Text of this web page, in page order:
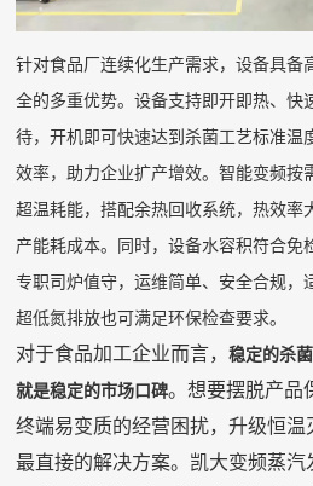
针对食品厂连续化生产需求，设备具备
全的多重优势。设备支持即开即热、快
待，开机即可快速达到杀菌工艺标准温
效率，助力企业扩产增效。智能变频按
超温耗能，搭配余热回收系统，热效率
产能耗成本。同时，设备水容积符合免
专职司炉值守，运维简单、安全合规，
超低氮排放也可满足环保检查要求。
对于食品加工企业而言，稳定的杀
就是稳定的市场口碑。想要摆脱产品
终端易变质的经营困扰，升级恒温
最直接的解决方案。凯大变频蒸